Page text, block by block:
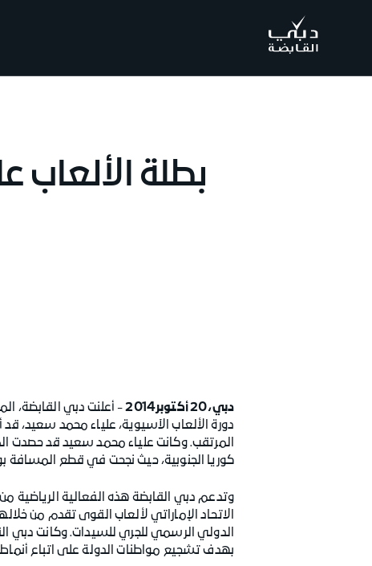
بطلة
دبي، 20 أكتوبر2014
- أعلنت دبي القابضة،
دورة الألعاب الآسيوية، علياء محمد
المرتقب. وكانت علياء محمد سعيد قد حصدت
كوريا الجنوبية، حيث نجحت في قطع المسافة بوقت أقل بـ 40 ثانية من زمنها القياسي
وتدعم دبي القابضة هذه الفعالية الرياضية من
الاتحاد الإماراتي لألعاب القوى تقدم من
الدولي الرسمي للجري للسيدات. وكانت دبي
بهدف تشجيع مواطنات الدولة على اتباع